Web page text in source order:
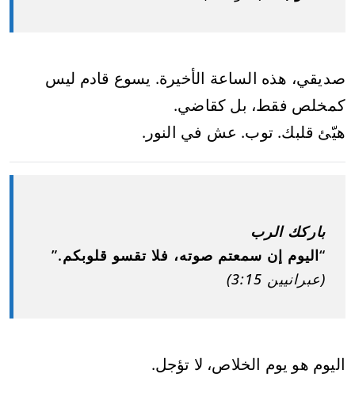
صديقي، هذه الساعة الأخيرة. يسوع قادم ليس
كمخلص فقط، بل كقاضي.
هيّئ قلبك. توب. عش في النور.
باركك الرب
“اليوم إن سمعتم صوته، فلا تقسو قلوبكم.”
(عبرانيين 3:15)
اليوم هو يوم الخلاص، لا تؤجل.